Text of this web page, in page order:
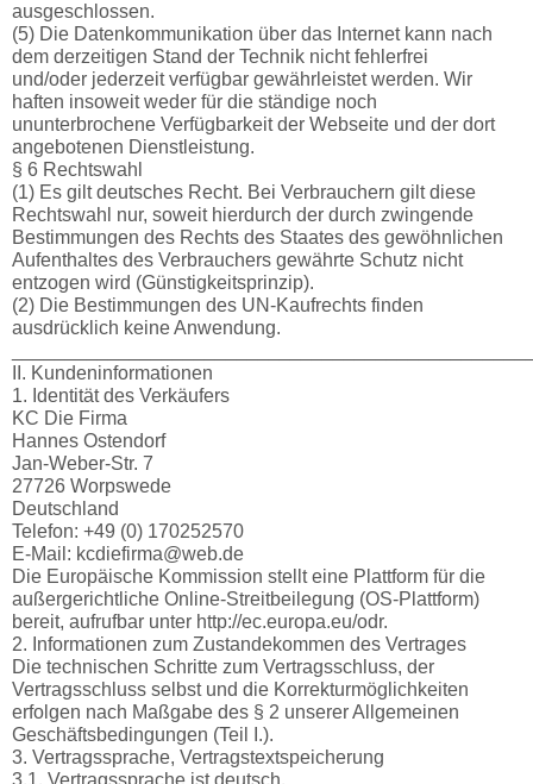
ausgeschlossen.
(5) Die Datenkommunikation über das Internet kann nach
dem derzeitigen Stand der Technik nicht fehlerfrei
und/oder jederzeit verfügbar gewährleistet werden. Wir
haften insoweit weder für die ständige noch
ununterbrochene Verfügbarkeit der Webseite und der dort
angebotenen Dienstleistung.
§ 6 Rechtswahl
(1) Es gilt deutsches Recht. Bei Verbrauchern gilt diese
Rechtswahl nur, soweit hierdurch der durch zwingende
Bestimmungen des Rechts des Staates des gewöhnlichen
Aufenthaltes des Verbrauchers gewährte Schutz nicht
entzogen wird (Günstigkeitsprinzip).
(2) Die Bestimmungen des UN-Kaufrechts finden
ausdrücklich keine Anwendung.
II. Kundeninformationen
1. Identität des Verkäufers
KC Die Firma
Hannes Ostendorf
Jan-Weber-Str. 7
27726 Worpswede
Deutschland
Telefon: +49 (0) 170252570
E-Mail: kcdiefirma@web.de
Die Europäische Kommission stellt eine Plattform für die
außergerichtliche Online-Streitbeilegung (OS-Plattform)
bereit, aufrufbar unter http://ec.europa.eu/odr.
2. Informationen zum Zustandekommen des Vertrages
Die technischen Schritte zum Vertragsschluss, der
Vertragsschluss selbst und die Korrekturmöglichkeiten
erfolgen nach Maßgabe des § 2 unserer Allgemeinen
Geschäftsbedingungen (Teil I.).
3. Vertragssprache, Vertragstextspeicherung
3.1. Vertragssprache ist deutsch.